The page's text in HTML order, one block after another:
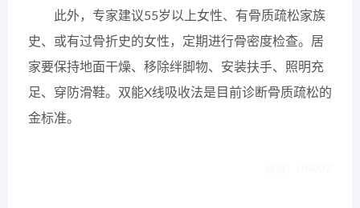
此外，专家建议55岁以上女性、有骨质疏松家族
史、或有过骨折史的女性，定期进行骨密度检查。居
家要保持地面干燥、移除绊脚物、安装扶手、照明充
足、穿防滑鞋。双能X线吸收法是目前诊断骨质疏松的
金标准。